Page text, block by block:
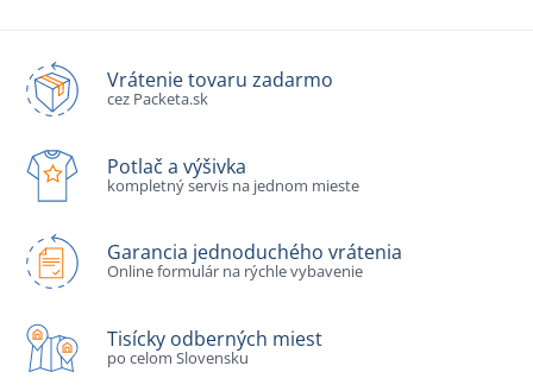
Vrátenie tovaru zadarmo
cez Packeta.sk
Potlač a výšivka
kompletný servis na jednom mieste
Garancia jednoduchého vrátenia
Online formulár na rýchle vybavenie
Tisícky odberných miest
po celom Slovensku